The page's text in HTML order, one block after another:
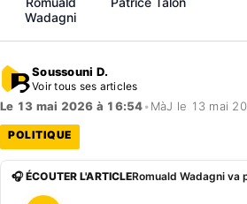
Wadagni
Soussouni D.
Voir tous ses articles
Le 13 mai 2026 à 16:54• MàJ le 13 mai
POLITIQUE
🎧 ÉCOUTER L'ARTICLERomuald Wadagni